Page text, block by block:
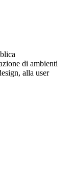
di ambienti
alla user